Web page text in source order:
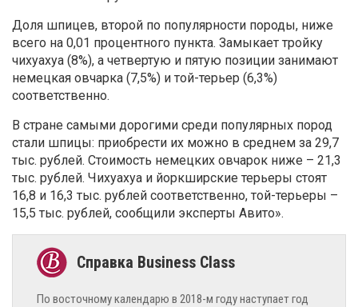
Доля шпицев, второй по популярности породы, ниже
всего на 0,01 процентного пункта. Замыкает тройку
чихуахуа (8%), а четвертую и пятую позиции занимают
немецкая овчарка (7,5%) и той-терьер (6,3%)
соответственно.
В стране самыми дорогими среди популярных пород
стали шпицы: приобрести их можно в среднем за 29,7
тыс. рублей. Стоимость немецких овчарок ниже – 21,3
тыс. рублей. Чихуахуа и йоркширские терьеры стоят
16,8 и 16,3 тыс. рублей соответственно, той-терьеры –
15,5 тыс. рублей, сообщили эксперты Авито».
По восточному календарю в 2018-м году наступает год